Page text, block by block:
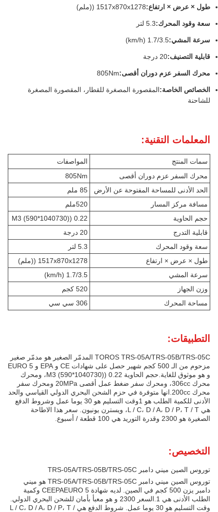
طول × عرض × ارتفاع:1517x870x1278 ((ملم)
سعة وقود المحرك:5.3 لتر
سرعة المشي:1.7/3.5 (km/h)
قابلية التصنيف:20 درجة
محرك السفر عزم دوران أقصى:805Nm
الخصائص الخاصة:المقصورة المصغرة للقطار، المقصورة المصغرة
للشاحنة
المعلمات التقنية:
سمات المنتج
المواصفات
محرك السفر عزم دوران أقصى
805Nm
الحد الأدنى للمساحة المفتوحة عن الأرض
85 ملم
مسافة مركز المسار
520ملم
حجم الحاوية
0.22 ((1040730*590) M3
قابلية التدرج
20 درجة
سعة وقود المحرك
5.3 لتر
طول × عرض × ارتفاع
1517x870x1278 ((ملم)
سرعة المشي
1.7/3.5 (km/h)
وزن الجهاز
520 كجم
مساحة المحرك
306 سي سي
التطبيقات:
TOROS TRS-05A/TRS-05B/TRS-05C المدمّر الصغير هو مدمّر صغير
مزحوم من الـ 500 كجم شهير حصل على شهادات CE و EPA و EURO 5
و هو موثوق للغاية.حجم الحاوية 0.22 ((1040730*590) M3، ومحرك
محرك 306cc، ومحرك سفر ضغط عمل أقصى 20MPa ومحرك سفر
محرك 200cc.انها متوفرة في حزم الشحن البحري الدولي القياسي والحد
الأدنى للكمية الطلب هو 1وقت التسليم هو 30 يوما عمل وشروط الدفع
هي L / C، D / A، D / P، T / T، ويسترن يونيون. سعر هذا الاطاحة
الصغيرة هو 2300 وقدرة التوريد هي 100 قطعة / أسبوع.
التخصيص:
توروس الصين ميني دامبر TRS-05A/TRS-05B/TRS-05C
توروس الصين ميني دامبر TRS-05A/TRS-05B/TRS-05C هو ميني
دامبر يزن 500 كجم في الصين. لديه شهادة CEEPAEURO 5 وكمية
الطلب الأدنى هي 1.السعر 2300 و هو معبأ بأمان للشحن البحري الدولي.
وقت التسليم هو 30 يوما عمل. شروط الدفع هي L / C، D / A، D / P، T /